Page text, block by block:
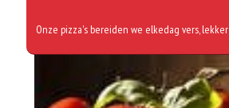
Onze pizza's bereiden we elkedag vers,